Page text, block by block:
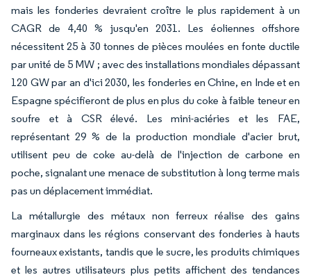
mais les fonderies devraient croître le plus rapidement à un
CAGR de 4,40 % jusqu'en 2031. Les éoliennes offshore
nécessitent 25 à 30 tonnes de pièces moulées en fonte ductile
par unité de 5 MW ; avec des installations mondiales dépassant
120 GW par an d'ici 2030, les fonderies en Chine, en Inde et en
Espagne spécifieront de plus en plus du coke à faible teneur en
soufre et à CSR élevé. Les mini-aciéries et les FAE,
représentant 29 % de la production mondiale d'acier brut,
utilisent peu de coke au-delà de l'injection de carbone en
poche, signalant une menace de substitution à long terme mais
pas un déplacement immédiat.
La métallurgie des métaux non ferreux réalise des gains
marginaux dans les régions conservant des fonderies à hauts
fourneaux existants, tandis que le sucre, les produits chimiques
et les autres utilisateurs plus petits affichent des tendances